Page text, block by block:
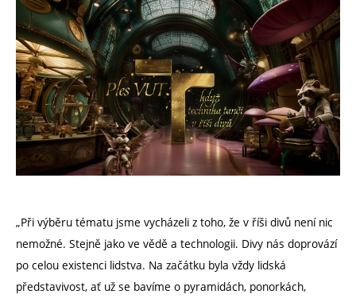
„Při výběru tématu jsme vycházeli z toho, že v říši divů není nic
nemožné. Stejně jako ve vědě a technologii. Divy nás doprovází
po celou existenci lidstva. Na začátku byla vždy lidská
představivost, ať už se bavíme o pyramidách, ponorkách,